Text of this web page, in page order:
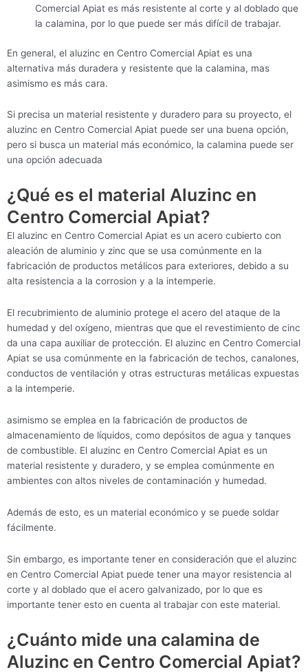
Comercial Apiat es más resistente al corte y al doblado que
la calamina, por lo que puede ser más difícil de trabajar.
En general, el aluzinc en Centro Comercial Apiat es una
alternativa más duradera y resistente que la calamina, mas
asimismo es más cara.
Si precisa un material resistente y duradero para su proyecto, el
aluzinc en Centro Comercial Apiat puede ser una buena opción,
pero si busca un material más económico, la calamina puede ser
una opción adecuada
¿Qué es el material Aluzinc en
Centro Comercial Apiat?
El aluzinc en Centro Comercial Apiat es un acero cubierto con
aleación de aluminio y zinc que se usa comúnmente en la
fabricación de productos metálicos para exteriores, debido a su
alta resistencia a la corrosion y a la intemperie.
El recubrimiento de aluminio protege el acero del ataque de la
humedad y del oxígeno, mientras que que el revestimiento de cinc
da una capa auxiliar de protección. El aluzinc en Centro Comercial
Apiat se usa comúnmente en la fabricación de techos, canalones,
conductos de ventilación y otras estructuras metálicas expuestas
a la intemperie.
asimismo se emplea en la fabricación de productos de
almacenamiento de líquidos, como depósitos de agua y tanques
de combustible. El aluzinc en Centro Comercial Apiat es un
material resistente y duradero, y se emplea comúnmente en
ambientes con altos niveles de contaminación y humedad.
Además de esto, es un material económico y se puede soldar
fácilmente.
Sin embargo, es importante tener en consideración que el aluzinc
en Centro Comercial Apiat puede tener una mayor resistencia al
corte y al doblado que el acero galvanizado, por lo que es
importante tener esto en cuenta al trabajar con este material.
¿Cuánto mide una calamina de
Aluzinc en Centro Comercial Apiat?